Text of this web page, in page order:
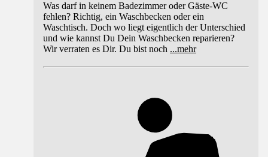
Was darf in keinem Badezimmer oder Gäste-WC
fehlen? Richtig, ein Waschbecken oder ein
Waschtisch. Doch wo liegt eigentlich der Unterschied
und wie kannst Du Dein Waschbecken reparieren?
Wir verraten es Dir. Du bist noch ...mehr